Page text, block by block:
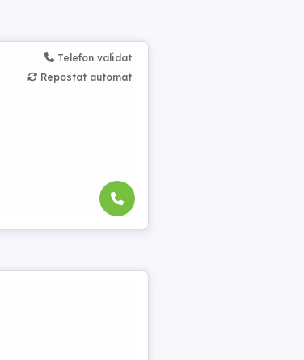
Telefon validat
Repostat automat